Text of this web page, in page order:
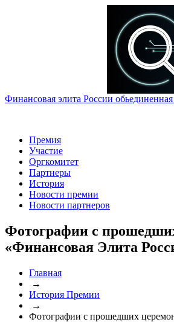
Финансовая элита России
Премия
Участие
Оргкомитет
Партнеры
История
Новости премии
Новости партнеров
Фотографии с
«Финансовая Элита
Главная
→
История Премии
→
Фотографии с прошедших